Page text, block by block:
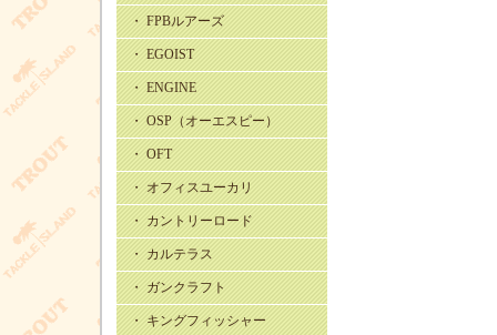
・ FPBルアーズ
・ EGOIST
・ ENGINE
・ OSP（オーエスピー）
・ OFT
・ オフィスユーカリ
・ カントリーロード
・ カルテラス
・ ガンクラフト
・ キングフィッシャー